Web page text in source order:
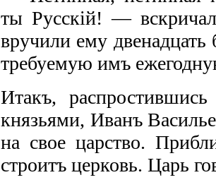
ты Русскій! —
вручили ему двенадцать
требуемую имъ
Итакъ,
князьями, Иванъ
на свое царство.
строитъ церковь. Царь